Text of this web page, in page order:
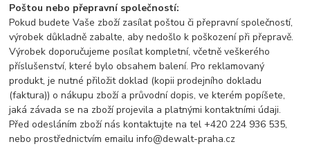
Poštou nebo přepravní společností:
Pokud budete Vaše zboží zasílat poštou či přepravní společností,
výrobek důkladně zabalte, aby nedošlo k poškození při přepravě.
Výrobek doporučujeme posílat kompletní, včetně veškerého
příslušenství, které bylo obsahem balení. Pro reklamovaný
produkt, je nutné přiložit doklad (kopii prodejního dokladu
(faktura)) o nákupu zboží a průvodní dopis, ve kterém popíšete,
jaká závada se na zboží projevila a platnými kontaktními údaji.
Před odesláním zboží nás kontaktujte na tel +420 224 936 535,
nebo prostřednictvím emailu info@dewalt-praha.cz